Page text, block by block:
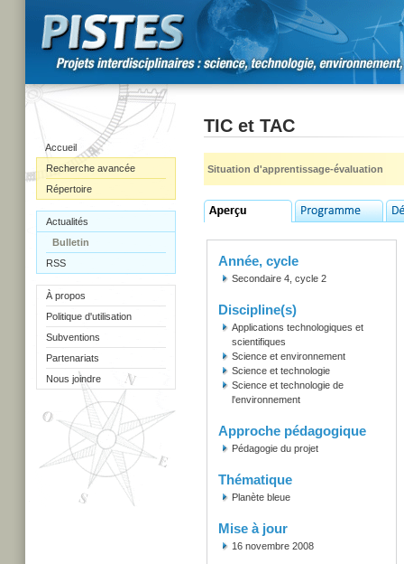
Accueil
Recherche avancée
Répertoire
Actualités
Bulletin
RSS
À propos
Politique d'utilisation
Subventions
Partenariats
Nous joindre
TIC et TAC
Situation d'apprentissage-évaluation
Année, cycle
Secondaire 4, cycle 2
Discipline(s)
Applications technologiques et
scientifiques
Science et environnement
Science et technologie
Science et technologie de
l'environnement
Approche pédagogique
Pédagogie du projet
Thématique
Planète bleue
Mise à jour
16 novembre 2008